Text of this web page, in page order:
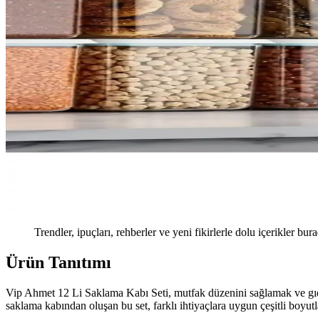
Trendler, ipuçları, rehberler ve yeni fikirlerle dolu içerikler
Ürün Tanıtımı
Vip Ahmet 12 Li Saklama Kabı Seti, mutfak düzenini sağlamak ve
saklama kabından oluşan bu set, farklı ihtiyaçlara uygun çeşitli